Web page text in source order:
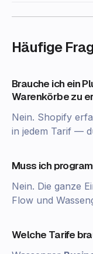
Häufige
Brauche ich ein
Warenkörbe zu
Nein. Shopify
in jedem Tarif —
Muss ich
Nein. Die ganze
Flow und
Welche Tarife